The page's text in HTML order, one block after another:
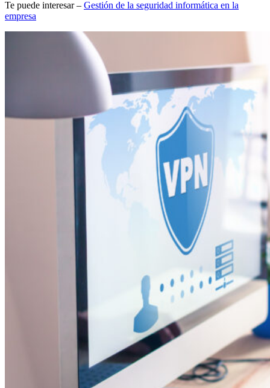
Te puede interesar – Gestión de la seguridad informática en la
empresa